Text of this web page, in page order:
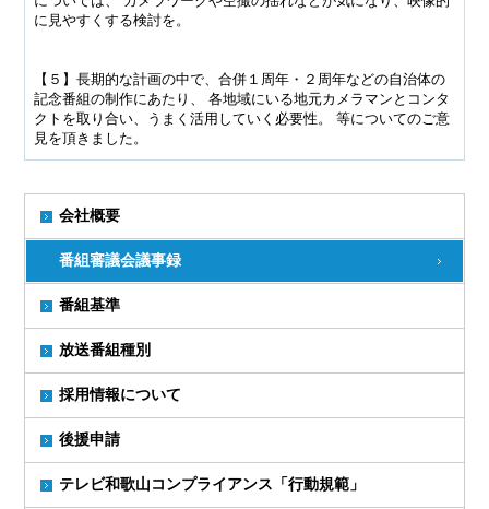
に見やすくする検討を。
【５】長期的な計画の中で、合併１周年・２周年などの自治体の
記念番組の制作にあたり、 各地域にいる地元カメラマンとコンタ
クトを取り合い、うまく活用していく必要性。 等についてのご意
見を頂きました。
会社概要
番組審議会議事録
番組基準
放送番組種別
採用情報について
後援申請
テレビ和歌山コンプライアンス「行動規範」